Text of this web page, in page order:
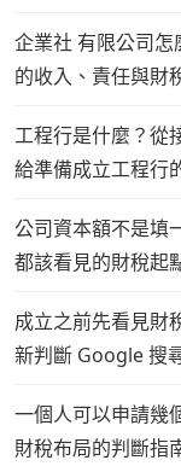
企業社 有限公司
的收入、責任與財
工程行是什麼？從
給準備成立工程行
公司資本額不是填
都該看見的財稅起
成立之前先看見財
新判斷 Google 搜
一個人可以申請幾
財稅布局的判斷指